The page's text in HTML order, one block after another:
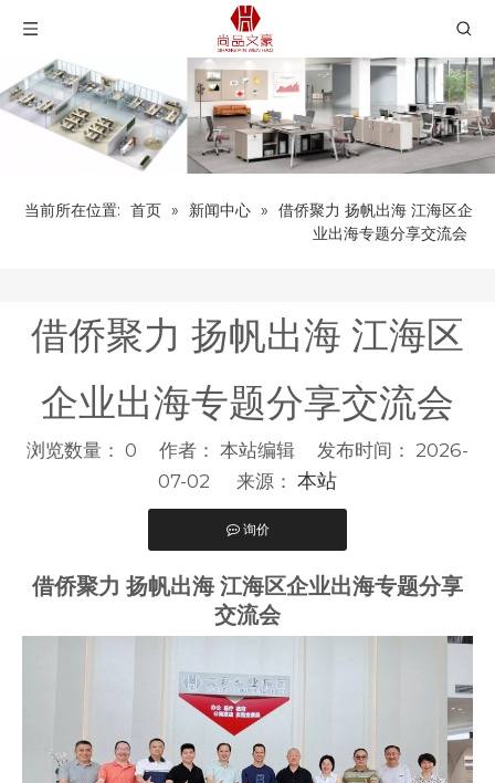
当前所在位置: 首页 » 新闻中心 » 借侨聚力 扬帆出海 江海区企
业出海专题分享交流会
借侨聚力 扬帆出海 江海区
企业出海专题分享交流会
浏览数量： 0 作者： 本站编辑 发布时间： 2026-
07-02 来源： 本站
询价
借侨聚力 扬帆出海 江海区企业出海专题分享
交流会